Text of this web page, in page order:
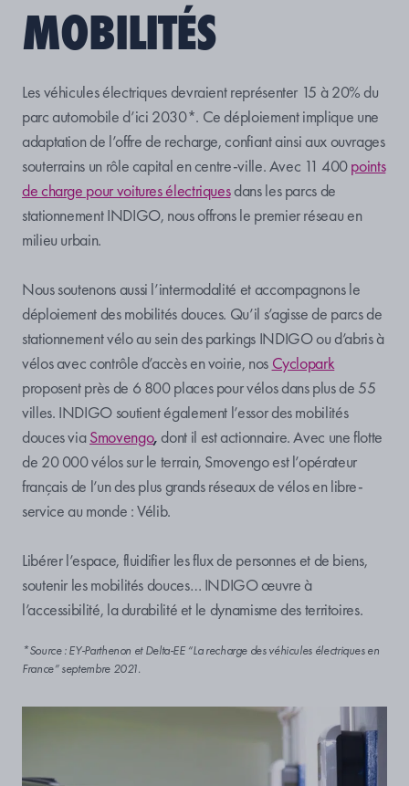
MOBILITÉS
Les véhicules électriques devraient représenter 15 à 20% du
parc automobile d’ici 2030*. Ce déploiement implique une
adaptation de l’offre de recharge, confiant ainsi aux ouvrages
souterrains un rôle capital en centre-ville. Avec 11 400points
de charge pour voitures électriquesdans les parcs de
stationnement INDIGO, nous offrons le premier réseau en
milieu urbain.
Nous soutenons aussi l’intermodalité et accompagnons le
déploiement des mobilités douces. Qu’il s’agisse de parcs de
stationnement vélo au sein des parkings INDIGO ou d’abris à
vélos avec contrôle d’accès en voirie, nos Cyclopark
proposent près de 6 800 places pour vélos dans plus de 55
villes. INDIGO soutient également l’essor des mobilités
douces viaSmovengo,dont il est actionnaire. Avec une flotte
de 20 000 vélos sur le terrain, Smovengo est l’opérateur
français de l’un des plus grands réseaux de vélos en libre-
service au monde : Vélib.
Libérer l’espace, fluidifier les flux de personnes et de biens,
soutenir les mobilités douces… INDIGO œuvre à
l’accessibilité, la durabilité et le dynamisme des territoires.
*Source : EY-Parthenon et Delta-EE “La recharge des véhicules électriques en
France” septembre 2021.